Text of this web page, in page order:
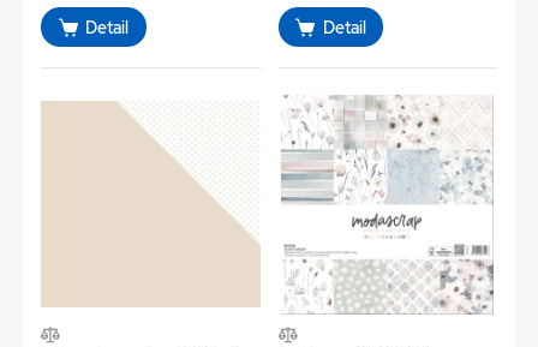
Detail Detail